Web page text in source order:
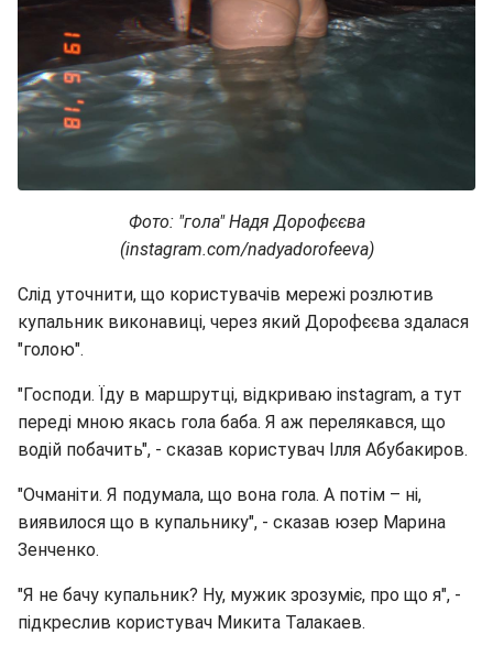
Фото: "гола" Надя Дорофєєва
(instagram.com/nadyadorofeeva)
Слід уточнити, що користувачів мережі розлютив
купальник виконавиці, через який Дорофєєва здалася
"голою".
"Господи. Їду в маршрутці, відкриваю instagram, а тут
переді мною якась гола баба. Я аж перелякався, що
водій побачить", - сказав користувач Ілля Абубакиров.
"Очманіти. Я подумала, що вона гола. А потім – ні,
виявилося що в купальнику", - сказав юзер Марина
Зенченко.
"Я не бачу купальник? Ну, мужик зрозуміє, про що я", -
підкреслив користувач Микита Талакаев.